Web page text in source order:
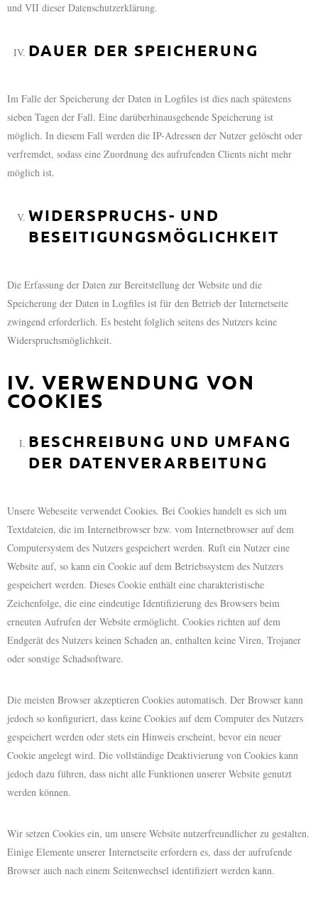
und VII dieser Datenschutzerklärung.
DAUER DER SPEICHERUNG
Im Falle der Speicherung der Daten in Logfiles ist dies nach spätestens
sieben Tagen der Fall. Eine darüberhinausgehende Speicherung ist
möglich. In diesem Fall werden die IP-Adressen der Nutzer gelöscht oder
verfremdet, sodass eine Zuordnung des aufrufenden Clients nicht mehr
möglich ist.
WIDERSPRUCHS- UND
BESEITIGUNGSMÖGLICHKEIT
Die Erfassung der Daten zur Bereitstellung der Website und die
Speicherung der Daten in Logfiles ist für den Betrieb der Internetseite
zwingend erforderlich. Es besteht folglich seitens des Nutzers keine
Widerspruchsmöglichkeit.
IV. VERWENDUNG VON
COOKIES
BESCHREIBUNG UND UMFANG
DER DATENVERARBEITUNG
Unsere Webeseite verwendet Cookies. Bei Cookies handelt es sich um
Textdateien, die im Internetbrowser bzw. vom Internetbrowser auf dem
Computersystem des Nutzers gespeichert werden. Ruft ein Nutzer eine
Website auf, so kann ein Cookie auf dem Betriebssystem des Nutzers
gespeichert werden. Dieses Cookie enthält eine charakteristische
Zeichenfolge, die eine eindeutige Identifizierung des Browsers beim
erneuten Aufrufen der Website ermöglicht. Cookies richten auf dem
Endgerät des Nutzers keinen Schaden an, enthalten keine Viren, Trojaner
oder sonstige Schadsoftware.
Die meisten Browser akzeptieren Cookies automatisch. Der Browser kann
jedoch so konfiguriert, dass keine Cookies auf dem Computer des Nutzers
gespeichert werden oder stets ein Hinweis erscheint, bevor ein neuer
Cookie angelegt wird. Die vollständige Deaktivierung von Cookies kann
jedoch dazu führen, dass nicht alle Funktionen unserer Website genutzt
werden können.
Wir setzen Cookies ein, um unsere Website nutzerfreundlicher zu gestalten.
Einige Elemente unserer Internetseite erfordern es, dass der aufrufende
Browser auch nach einem Seitenwechsel identifiziert werden kann.